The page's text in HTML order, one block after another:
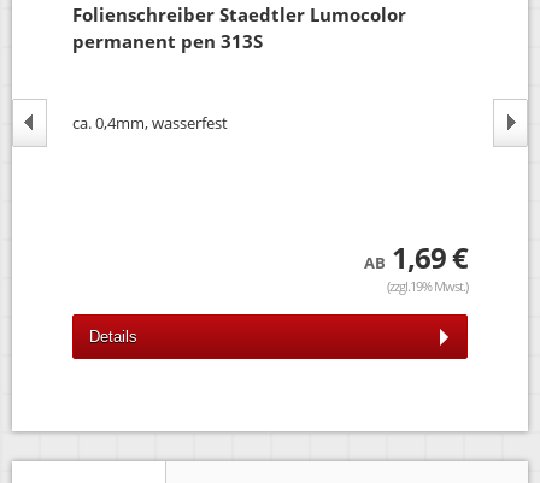
Folienschreiber Staedtler Lumocolor
permanent pen 313S
ca. 0,4mm, wasserfest
AB 1,69 €
(zzgl.19% Mwst.)
Details